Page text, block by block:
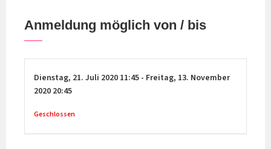
Anmeldung möglich von / bis
Dienstag, 21. Juli 2020 11:45 - Freitag, 13. November
2020 20:45
Geschlossen